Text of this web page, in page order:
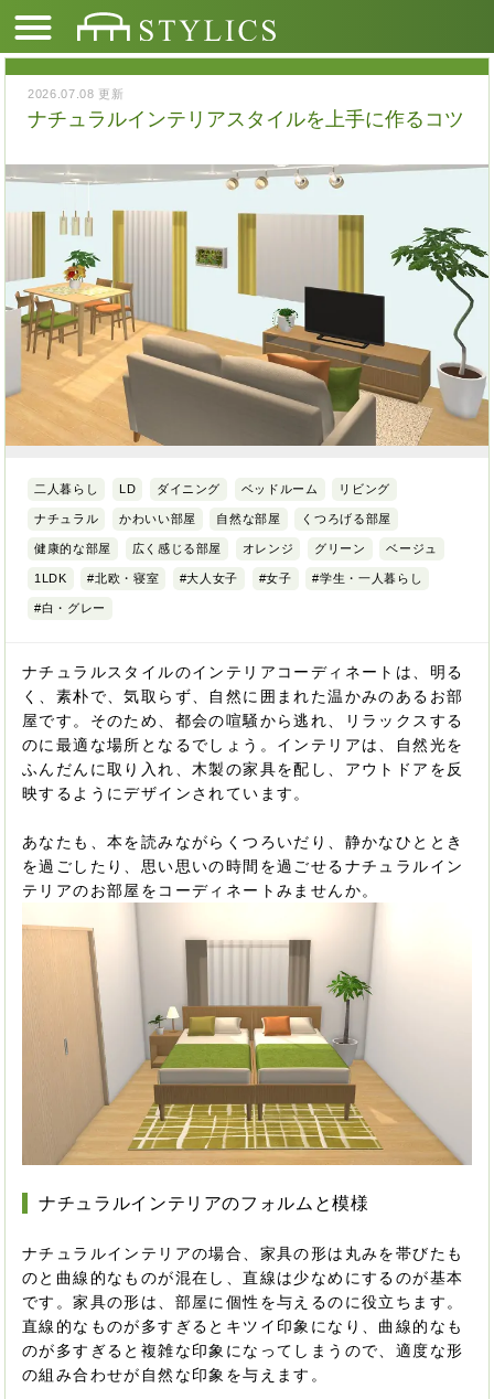
2026.07.08 更新
ナチュラルインテリアスタイルを上手に作るコツ
二人暮らし LD ダイニング ベッドルーム リビング
ナチュラル かわいい部屋 自然な部屋 くつろげる部屋
健康的な部屋 広く感じる部屋 オレンジ グリーン ベージュ
1LDK #北欧・寝室 #大人女子 #女子 #学生・一人暮らし
#白・グレー
ナチュラルスタイルのインテリアコーディネートは、明る
く、素朴で、気取らず、自然に囲まれた温かみのあるお部
屋です。そのため、都会の喧騒から逃れ、リラックスする
のに最適な場所となるでしょう。インテリアは、自然光を
ふんだんに取り入れ、木製の家具を配し、アウトドアを反
映するようにデザインされています。
あなたも、本を読みながらくつろいだり、静かなひととき
を過ごしたり、思い思いの時間を過ごせるナチュラルイン
テリアのお部屋をコーディネートみませんか。
ナチュラルインテリアのフォルムと模様
ナチュラルインテリアの場合、家具の形は丸みを帯びたも
のと曲線的なものが混在し、直線は少なめにするのが基本
です。家具の形は、部屋に個性を与えるのに役立ちます。
直線的なものが多すぎるとキツイ印象になり、曲線的なも
のが多すぎると複雑な印象になってしまうので、適度な形
の組み合わせが自然な印象を与えます。